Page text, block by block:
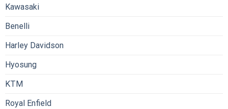
Kawasaki
Benelli
Harley Davidson
Hyosung
KTM
Royal Enfield